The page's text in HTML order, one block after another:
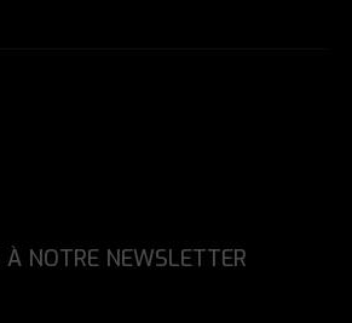
NOTRE NEWSLETTER